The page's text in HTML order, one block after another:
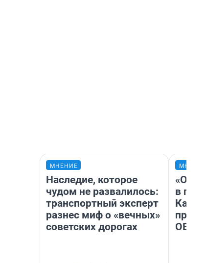
МНЕНИЕ
Наследие, которое
чудом не развалилось:
транспортный эксперт
разнес миф о «вечных»
советских дорогах
в
Как в
ОВЗ